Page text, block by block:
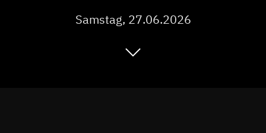
Samstag, 27.06.2026